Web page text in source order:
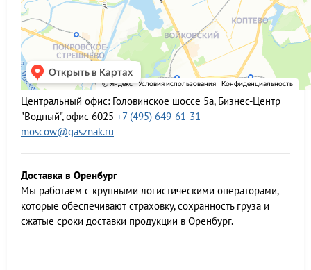
Центральный офис: Головинское шоссе 5а, Бизнес-Центр
"Водный", офис 6025 +7 (495) 649-61-31
moscow@gasznak.ru
Доставка в Оренбург
Мы работаем c крупными логистическими операторами,
которые обеспечивают страховку, сохранность груза и
сжатые сроки доставки продукции в Оренбург.